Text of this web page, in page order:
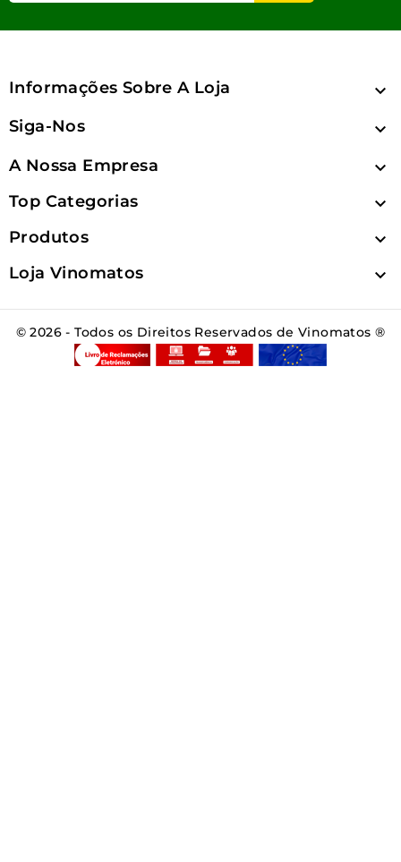
Informações Sobre A Loja 
Siga-Nos 
A Nossa Empresa 
Top Categorias 
Produtos 
Loja Vinomatos 
© 2026 - Todos os Direitos Reservados de Vinomatos ®